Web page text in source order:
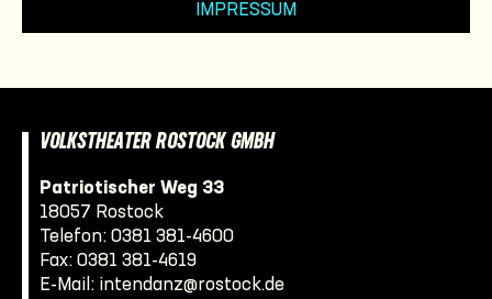
IMPRESSUM
VOLKSTHEATER ROSTOCK GMBH
Patriotischer Weg 33
18057 Rostock
Telefon: 0381 381-4600
Fax: 0381 381-4619
E-Mail: intendanz@rostock.de